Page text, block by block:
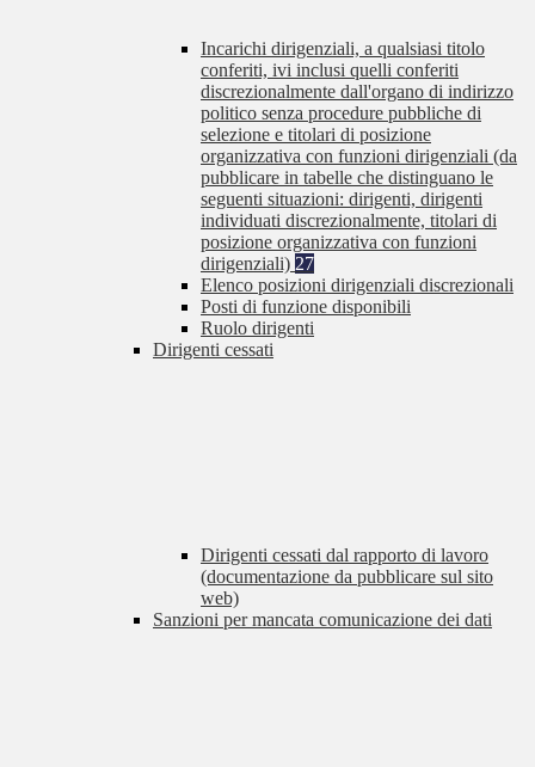
Incarichi dirigenziali, a qualsiasi titolo
conferiti, ivi inclusi quelli conferiti
discrezionalmente dall'organo di indirizzo
politico senza procedure pubbliche di
selezione e titolari di posizione
organizzativa con funzioni dirigenziali (da
pubblicare in tabelle che distinguano le
seguenti situazioni: dirigenti, dirigenti
individuati discrezionalmente, titolari di
posizione organizzativa con funzioni
dirigenziali) 27
Elenco posizioni dirigenziali discrezionali
Posti di funzione disponibili
Ruolo dirigenti
Dirigenti cessati
Dirigenti cessati dal rapporto di lavoro
(documentazione da pubblicare sul sito
web)
Sanzioni per mancata comunicazione dei dati